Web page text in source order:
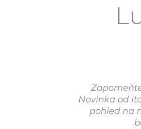
Novinka od
pohled na